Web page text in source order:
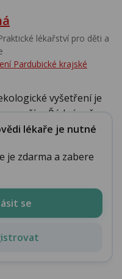
lékařství pro děti a
Pardubické krajské
vyšetření je
Řádné vyše...
lékaře je nutné
je zdarma a zabere
se